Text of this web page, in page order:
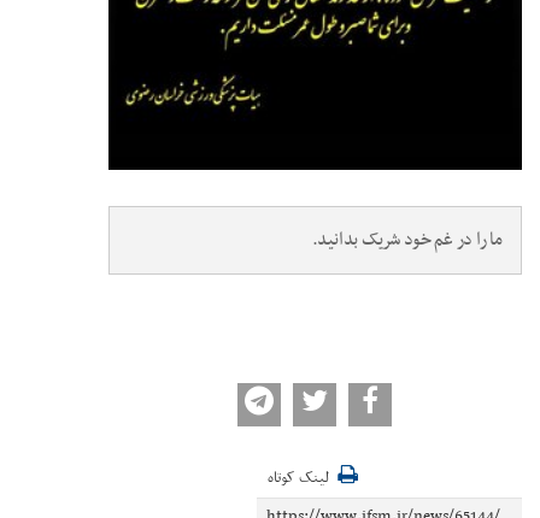
ما را در غم خود شریک بدانید.
لینک کوتاه